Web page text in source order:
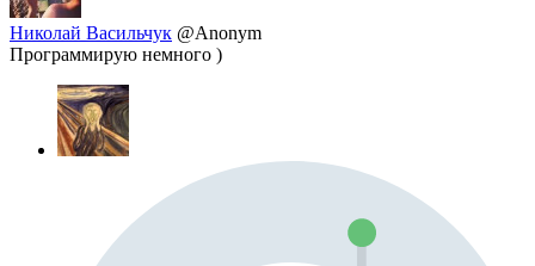
Николай Васильчук @Anonym
Программирую немного )